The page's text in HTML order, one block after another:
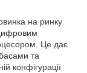
на ринку
Це дає
та
конфігурації